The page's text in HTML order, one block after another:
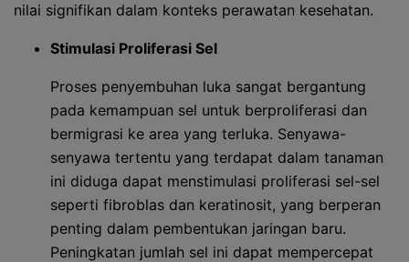
nilai signifikan dalam konteks perawatan kesehatan.
Stimulasi Proliferasi Sel
Proses penyembuhan luka sangat bergantung
pada kemampuan sel untuk berproliferasi dan
bermigrasi ke area yang terluka. Senyawa-
senyawa tertentu yang terdapat dalam tanaman
ini diduga dapat menstimulasi proliferasi sel-sel
seperti fibroblas dan keratinosit, yang berperan
penting dalam pembentukan jaringan baru.
Peningkatan jumlah sel ini dapat mempercepat